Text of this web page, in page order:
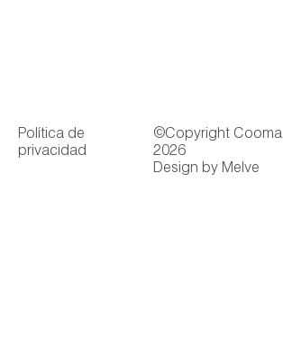
Política de
privacidad
©Copyright Cooma
2026
Design by Melve